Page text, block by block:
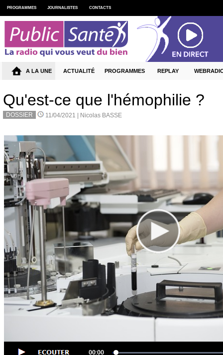
Qu'est-ce que l'hémophilie ?
DOSSIER 11/04/2021 | Nicolas BASSE
PROGRAMMES JOURNALISTES CONTACTS
A LA UNE ACTUALITÉ PROGRAMMES REPLAY